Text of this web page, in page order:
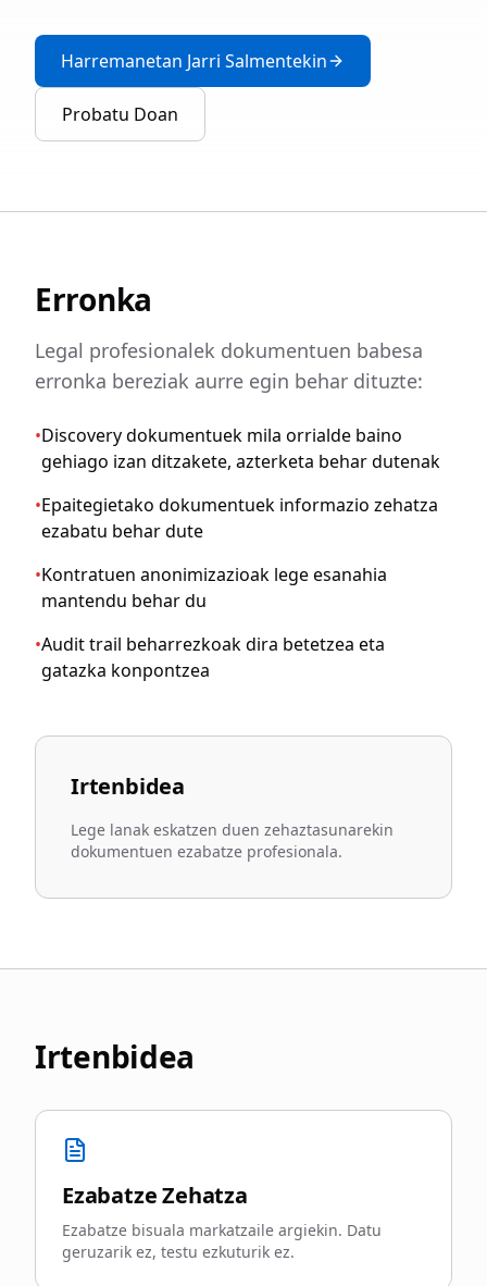
Harremanetan Jarri Salmentekin
Probatu Doan
Erronka
Legal profesionalek dokumentuen babesa
erronka bereziak aurre egin behar dituzte:
•Discovery dokumentuek mila orrialde baino
gehiago izan ditzakete, azterketa behar dutenak
•Epaitegietako dokumentuek informazio zehatza
ezabatu behar dute
•Kontratuen anonimizazioak lege esanahia
mantendu behar du
•Audit trail beharrezkoak dira betetzea eta
gatazka konpontzea
Irtenbidea
Lege lanak eskatzen duen zehaztasunarekin
dokumentuen ezabatze profesionala.
Irtenbidea
Ezabatze Zehatza
Ezabatze bisuala markatzaile argiekin. Datu
geruzarik ez, testu ezkuturik ez.